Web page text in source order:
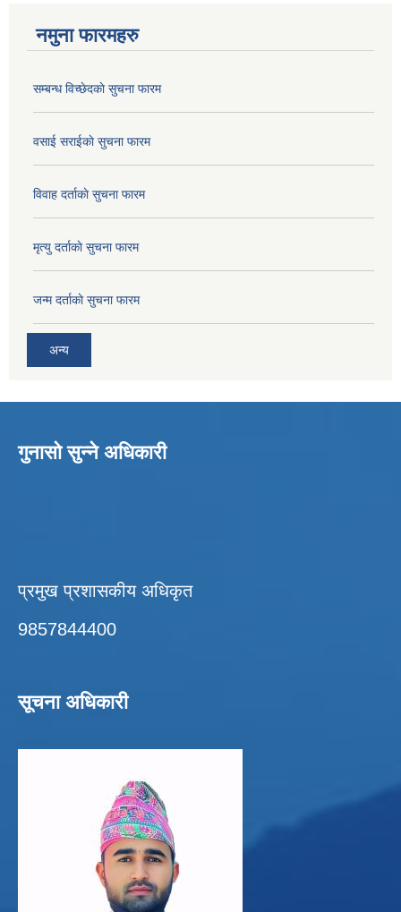
नमुना फारमहरु
सम्बन्ध विच्छेदकाे सुचना फारम
वसाई सराईकाे सुचना फारम
विवाह दर्ताकाे सुचना फारम
मृत्यु दर्ताकाे सुचना फारम
जन्म दर्ताकाे सुचना फारम
अन्य
गुनासो सुन्ने अधिकारी
प्रमुख प्रशासकीय अधिकृत
9857844400
सूचना अधिकारी